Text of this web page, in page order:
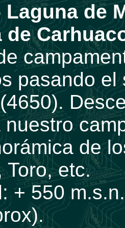
Laguna de
de
pasando
de
Toro, etc.
+ 550